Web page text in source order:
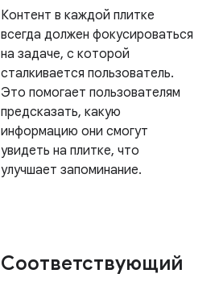
Контент в каждой плитке
всегда должен фокусироваться
на задаче, с которой
сталкивается пользователь.
Это помогает пользователям
предсказать, какую
информацию они смогут
увидеть на плитке, что
улучшает запоминание.
Соответствующий